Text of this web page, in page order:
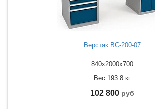
Верстак ВС-200-07
840x2000x700
Вес 193.8 кг
102 800 руб